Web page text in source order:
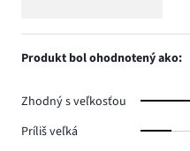
Produkt bol ohodnotený ako:
Zhodný s veľkosťou
Príliš veľká